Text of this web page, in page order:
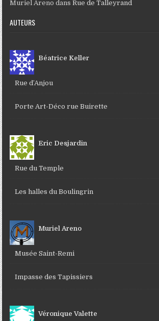
Muriel Areno dansRue de Talleyrand
AUTEURS
Béatrice Keller
Rue d’Anjou
Porte Art-Déco rue Buirette
Eric Desjardin
Rue du Temple
Les halles du Boulingrin
Muriel Areno
Musée Saint-Remi
Impasse des Tapissiers
Véronique Valette